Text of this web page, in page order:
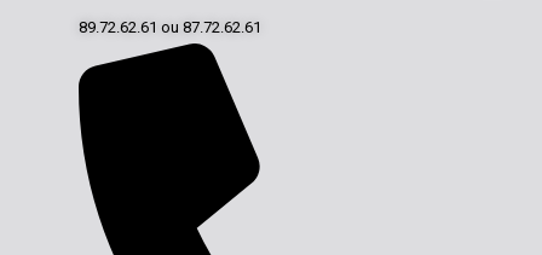
89.72.62.61 ou 87.72.62.61